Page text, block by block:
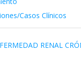
Casos Clínicos
RENAL